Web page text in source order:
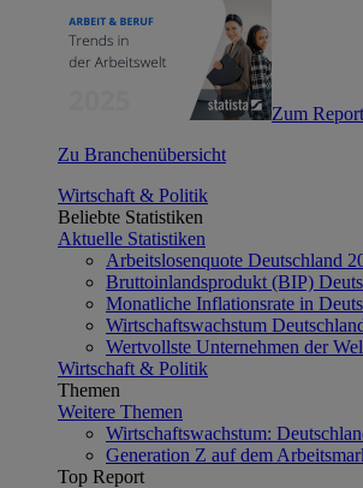
Zum Report
Zu Branchenübersicht
Wirtschaft & Politik
Beliebte Statistiken
Aktuelle Statistiken
Arbeitslosenquote Deutschland
Bruttoinlandsprodukt (BIP)
Monatliche Inflationsrate in
Wirtschaftswachstum
Wertvollste Unternehmen der
Wirtschaft & Politik
Themen
Weitere Themen
Wirtschaftswachstum:
Generation Z auf dem
Top Report